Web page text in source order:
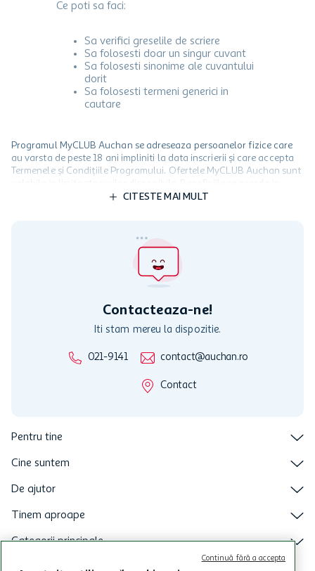
Ce poti sa faci:
Sa verifici greselile de scriere
Sa folosesti doar un singur cuvant
Sa folosesti sinonime ale cuvantului
dorit
Sa folosesti termeni generici in
cautare
Programul MyCLUB Auchan se adreseaza persoanelor fizice care
au varsta de peste 18 ani impliniti la data inscrierii și care accepta
Termenele și Condițiile Programului. Ofertele MyCLUB Auchan sunt
limita a 12 unitati / card client o singura data in perioada promotiei.
activitati in afara celor mentionate in Termene si Conditii. Auchan
nu raspunde pentru imposibilitatea utilizarii Cardului in perioada in
care aceste este suspendat sau in perioada in care sunt efectuate
CITESTE MAI MULT
Contacteaza-ne!
Iti stam mereu la dispozitie.
021-9141 contact@auchan.ro
Contact
Pentru tine
Cine suntem
De ajutor
Tinem aproape
Categorii principale
Continuă fără a accepta